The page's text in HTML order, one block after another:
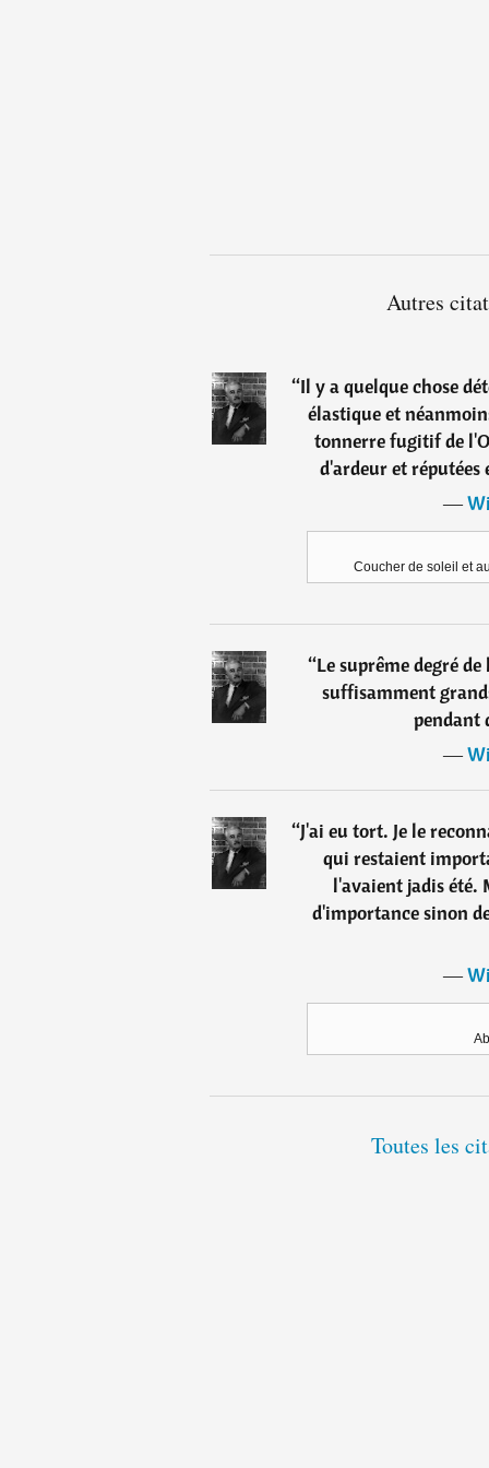
Autres
“Il y a quelque chose
élastique et
tonnerre fugitif de
d'ardeur et réputées
―
Coucher de soleil et
“Le suprême degré
suffisamment
pendant
―
“J'ai eu tort. Je le
qui restaient
l'avaient jadis été.
d'importance sinon
―
Toutes les